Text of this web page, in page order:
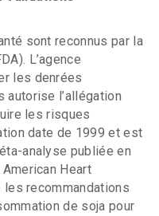
sont reconnus par la
L’agence
les denrées
l’allégation
les risques
date de 1999 et est
analyse publiée en
Heart
recommandations
de soja pour